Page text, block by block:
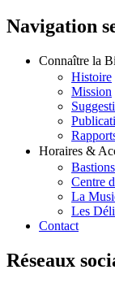
Navigation
Connaître la
Histoire
Mission
Horaires &
Bastions
Centre
La
Les
Contact
Réseaux